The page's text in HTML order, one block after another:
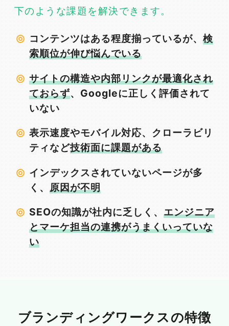
下のような課題を解決できます。
コンテンツはある程度揃っているが、検
索順位が伸び悩んでいる
サイトの構造や内部リンクが最適化され
ておらず、Googleに正しく評価されて
いない
表示速度やモバイル対応、クローラビリ
ティなど技術面に課題がある
インデックスされていないページが多
く、原因が不明
SEOの知識が社内に乏しく、 エンジニア
とマーケ担当の連携がうまくいっていな
い
ブランディングワークスの特徴